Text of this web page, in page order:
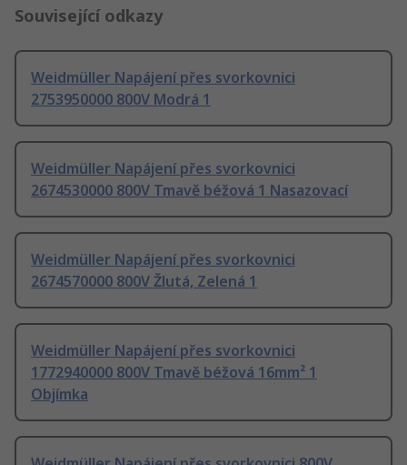
Související odkazy
Weidmüller Napájení přes svorkovnici
2753950000 800V Modrá 1
Weidmüller Napájení přes svorkovnici
2674530000 800V Tmavě béžová 1 Nasazovací
Weidmüller Napájení přes svorkovnici
2674570000 800V Žlutá, Zelená 1
Weidmüller Napájení přes svorkovnici
1772940000 800V Tmavě béžová 16mm² 1
Objímka